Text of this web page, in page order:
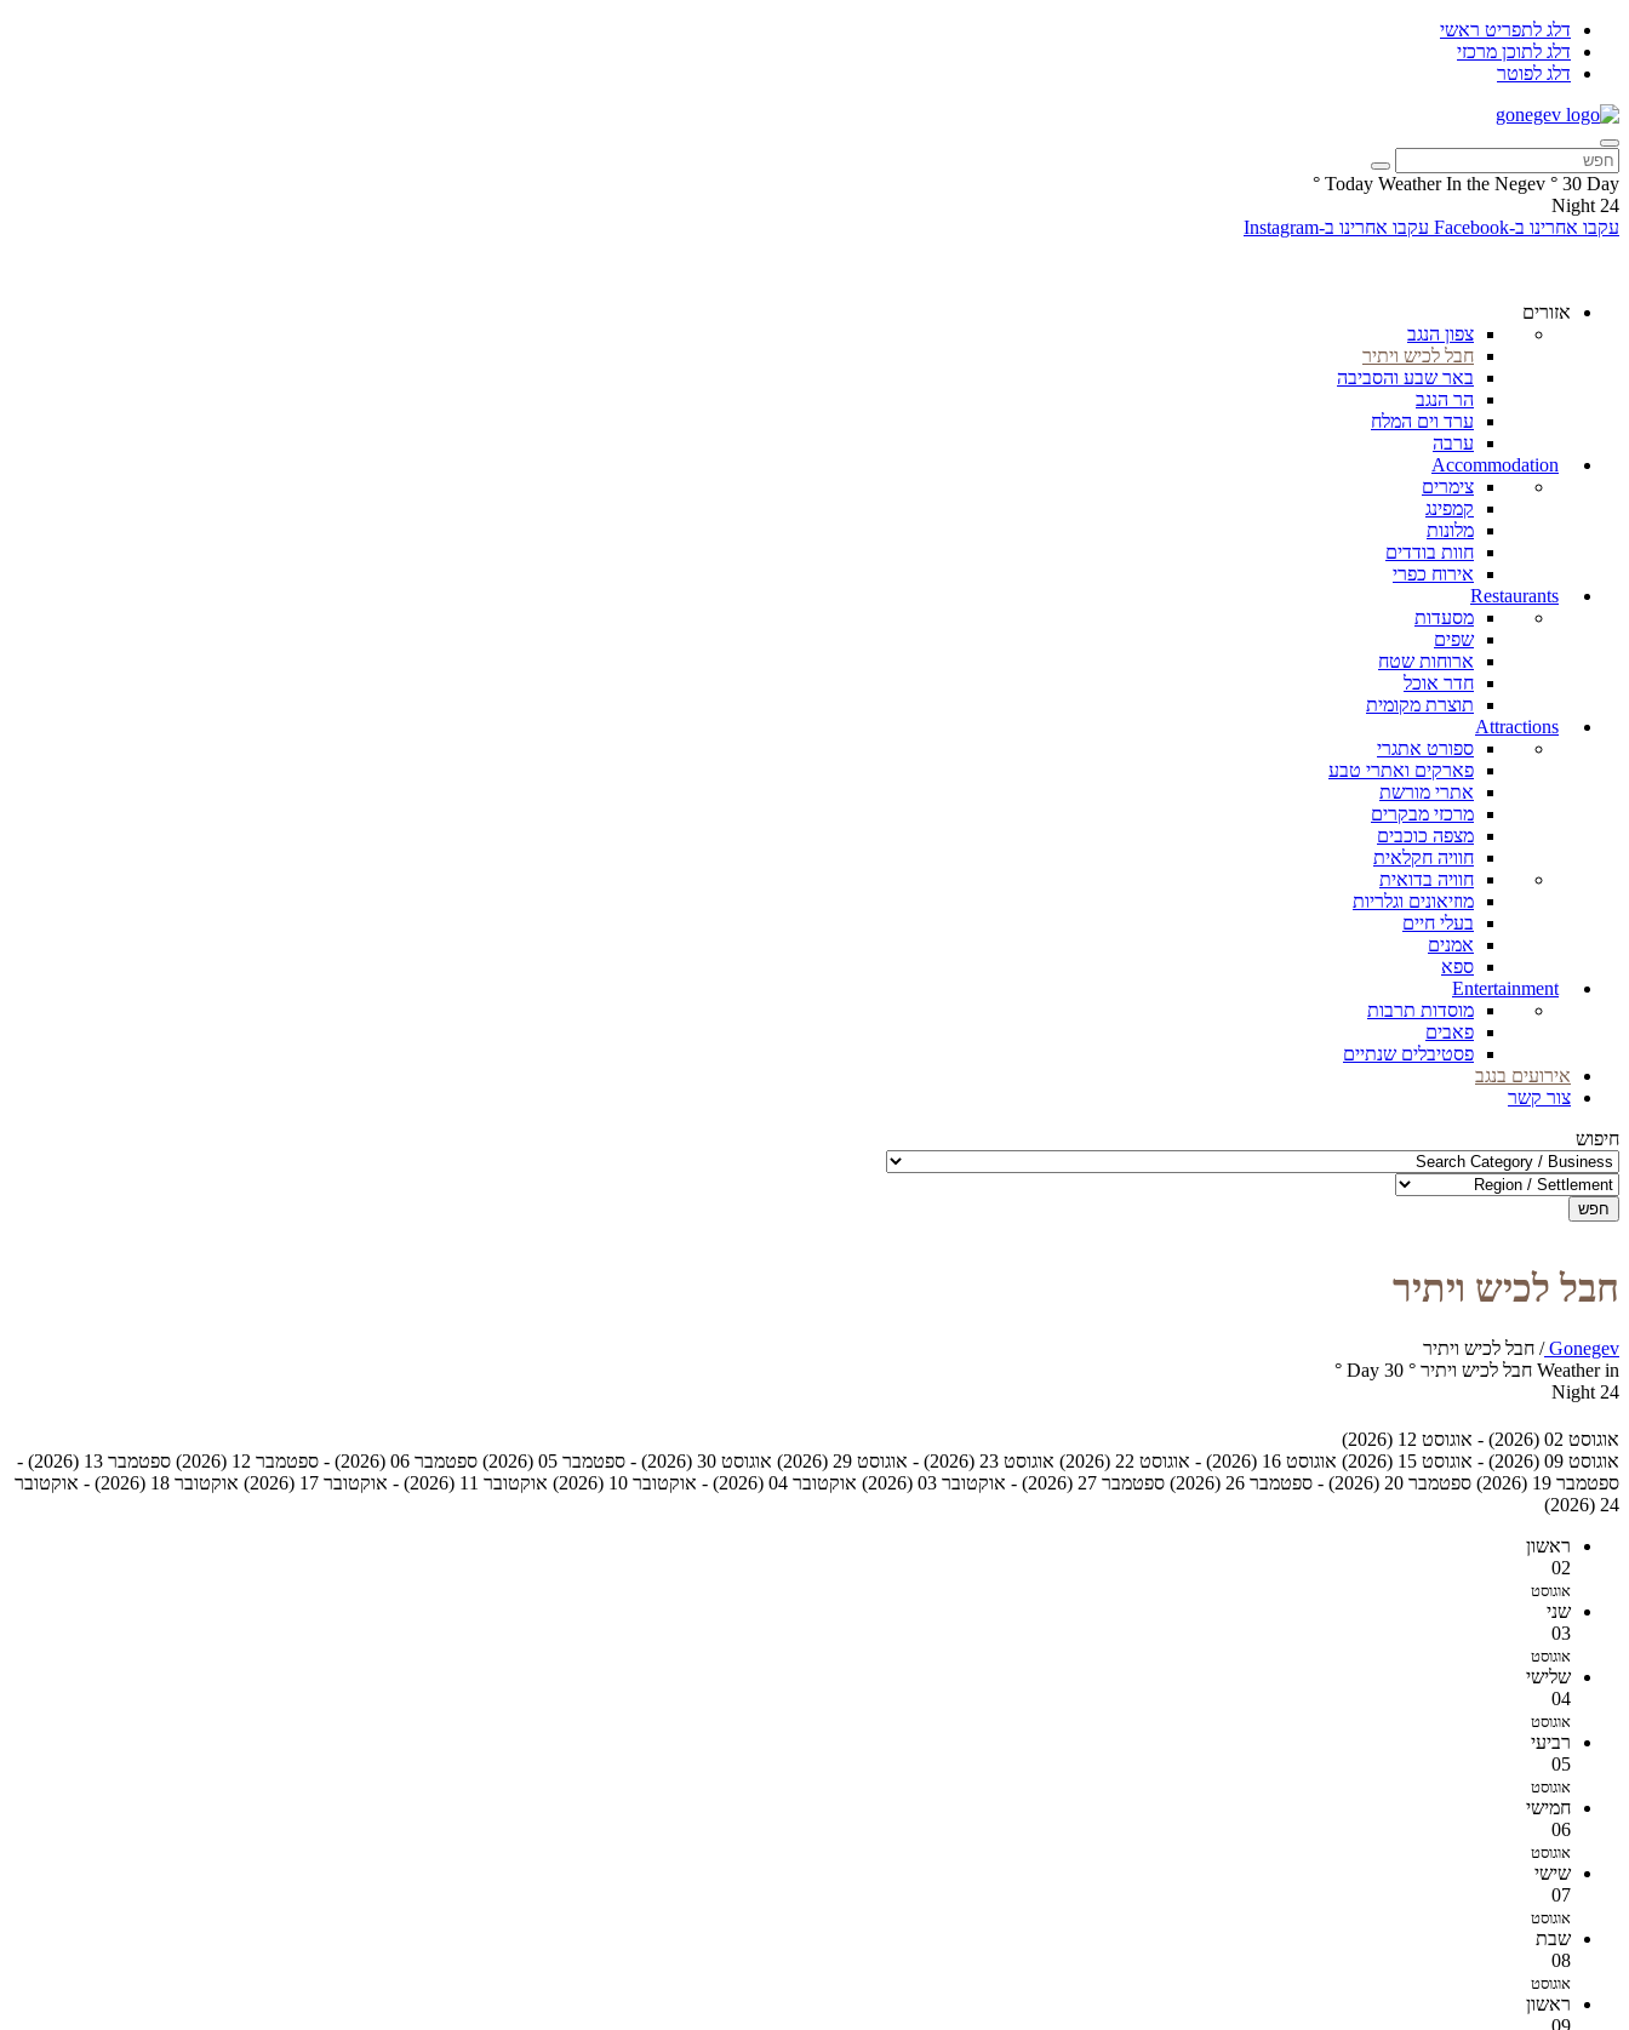
דלג לתפריט ראשי
דלג לתוכן מרכזי
דלג לפוטר
Today Weather In the Negev ° 30 Day
°
24
Night
עקבו אחרינו ב-Facebook
עקבו אחרינו ב-Instagram
אזורים
צפון הנגב
חבל לכיש ויתיר
באר שבע והסביבה
הר הנגב
ערד וים המלח
ערבה
Accommodation
צימרים
קמפינג
מלונות
חוות בודדים
אירוח כפרי
Restaurants
מסעדות
שפים
ארוחות שטח
חדר אוכל
תוצרת מקומית
Attractions
ספורט אתגרי
פארקים ואתרי טבע
אתרי מורשת
מרכזי מבקרים
מצפה כוכבים
חוויה חקלאית
חוויה בדואית
מוזיאונים וגלריות
בעלי חיים
אמנים
ספא
Entertainment
מוסדות תרבות
פאבים
פסטיבלים שנתיים
אירועים בנגב
צור קשר
חיפוש
חפש
חבל לכיש ויתיר
Gonegev
/ חבל לכיש ויתיר
Weather in חבל לכיש ויתיר
°
30
Day
°
24
Night
אוגוסט 02 (2026) - אוגוסט 12 (2026)
אוגוסט 09 (2026) - אוגוסט 15 (2026)
אוגוסט 16 (2026) - אוגוסט 22 (2026) אוגוסט 23 (2026) - אוגוסט 29 (2026) אוגוסט 30 (2026) - ספטמבר 05 (2026) ספטמבר 06 (2026) - ספטמבר 12 (2026)
ספטמבר 13 (2026) -
ספטמבר 19 (2026)
ספטמבר 20 (2026) - ספטמבר 26 (2026) ספטמבר 27 (2026) - אוקטובר 03 (2026) אוקטובר 04 (2026) - אוקטובר 10 (2026) אוקטובר 11 (2026) - אוקטובר 17 (2026)
אוקטובר 18 (2026) - אוקטובר
24 (2026)
ראשון
02
אוגוסט
שני
03
אוגוסט
שלישי
04
אוגוסט
רביעי
05
אוגוסט
חמישי
06
אוגוסט
שישי
07
אוגוסט
שבת
08
אוגוסט
ראשון
09